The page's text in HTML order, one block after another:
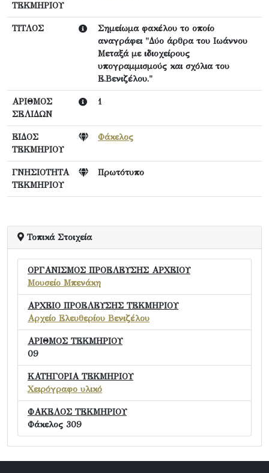
ΤΕΚΜΗΡΙΟΥ
ΤΙΤΛΟΣ
Σημείωμα φακέλου το οποίο
αναγράφει "Δύο άρθρα του Ιωάννου
Μεταξά με ιδιοχείρους
υπογραμμισμούς και σχόλια του
Ε.Βενιζέλου."
ΑΡΙΘΜΟΣ
ΣΕΛΙΔΩΝ
1
ΕΙΔΟΣ
ΤΕΚΜΗΡΙΟΥ
Φάκελος
ΓΝΗΣΙΟΤΗΤΑ
ΤΕΚΜΗΡΙΟΥ
Πρωτότυπο
Τοπικά Στοιχεία
ΟΡΓΑΝΙΣΜΟΣ ΠΡΟΕΛΕΥΣΗΣ ΑΡΧΕΙΟΥ
Μουσείο Μπενάκη
ΑΡΧΕΙΟ ΠΡΟΕΛΕΥΣΗΣ ΤΕΚΜΗΡΙΟΥ
Αρχείο Ελευθερίου Βενιζέλου
ΑΡΙΘΜΟΣ ΤΕΚΜΗΡΙΟΥ
09
ΚΑΤΗΓΟΡΙΑ ΤΕΚΜΗΡΙΟΥ
Χειρόγραφο υλικό
ΦΑΚΕΛΟΣ ΤΕΚΜΗΡΙΟΥ
Φάκελος 309